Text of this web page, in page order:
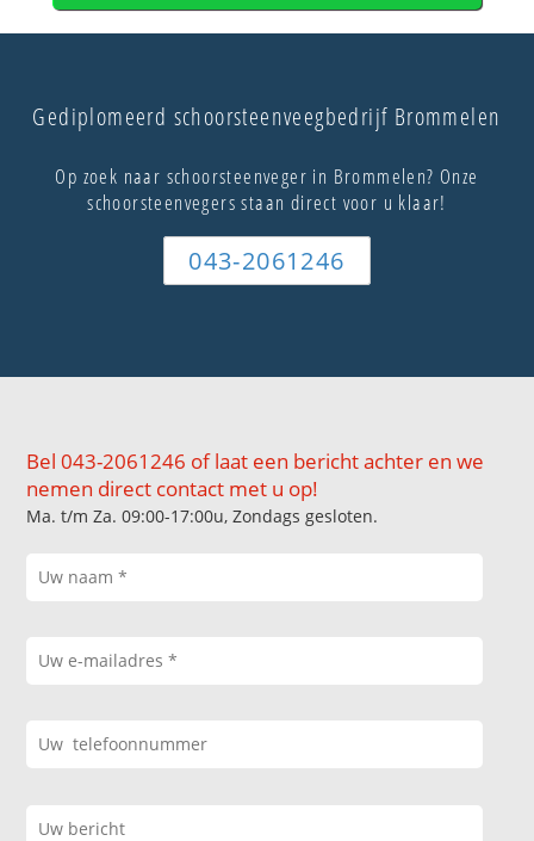
Gediplomeerd schoorsteenveegbedrijf Brommelen
Op zoek naar schoorsteenveger in Brommelen? Onze
schoorsteenvegers staan direct voor u klaar!
043-2061246
Bel 043-2061246 of laat een bericht achter en we
nemen direct contact met u op!
Ma. t/m Za. 09:00-17:00u, Zondags gesloten.